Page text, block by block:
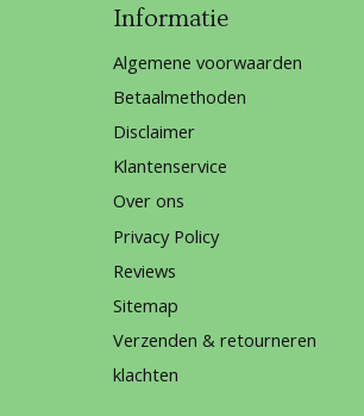
Informatie
Algemene voorwaarden
Betaalmethoden
Disclaimer
Klantenservice
Over ons
Privacy Policy
Reviews
Sitemap
Verzenden & retourneren
klachten